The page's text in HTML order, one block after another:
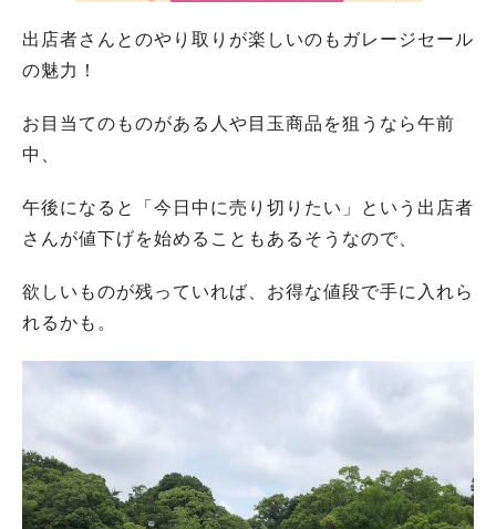
出店者さんとのやり取りが楽しいのもガレージセール
の魅力！
お目当てのものがある人や目玉商品を狙うなら午前
中、
午後になると「今日中に売り切りたい」という出店者
さんが値下げを始めることもあるそうなので、
欲しいものが残っていれば、お得な値段で手に入れら
れるかも。